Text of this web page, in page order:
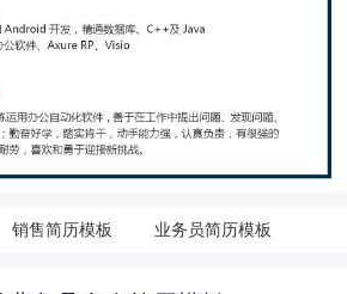
销售简历模板 业务员简历模板